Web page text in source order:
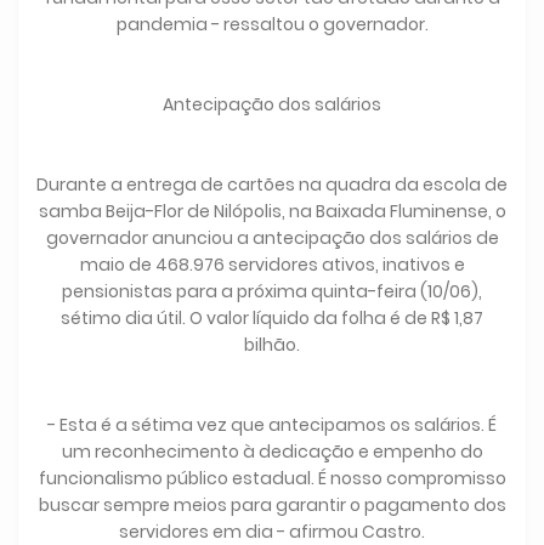
pandemia - ressaltou o governador.
Antecipação dos salários
Durante a entrega de cartões na quadra da escola de
samba Beija-Flor de Nilópolis, na Baixada Fluminense, o
governador anunciou a antecipação dos salários de
maio de 468.976 servidores ativos, inativos e
pensionistas para a próxima quinta-feira (10/06),
sétimo dia útil. O valor líquido da folha é de R$ 1,87
bilhão.
- Esta é a sétima vez que antecipamos os salários. É
um reconhecimento à dedicação e empenho do
funcionalismo público estadual. É nosso compromisso
buscar sempre meios para garantir o pagamento dos
servidores em dia - afirmou Castro.